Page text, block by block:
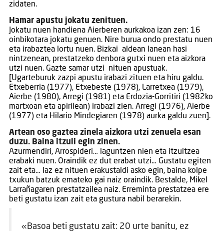
zidaten.
Hamar apustu jokatu zenituen.
Jokatu nuen handiena Aierberen aurkakoa izan zen: 16
oinbikotara jokatu genuen. Nire burua ondo prestatu nuen
eta irabaztea lortu nuen. Bizkai aldean lanean hasi
nintzenean, prestatzeko denbora gutxi nuen eta aizkora
utzi nuen. Gazte samar utzi nituen apustuak.
[Ugarteburuk zazpi apustu irabazi zituen eta hiru galdu.
Etxeberria (1977), Etxebeste (1978), Larretxea (1979),
Aierbe (1980), Arregi (1981) eta Erdozia-Gorritiri (1982ko
martxoan eta apirilean) irabazi zien. Arregi (1976), Aierbe
(1977) eta Hilario Mindegiaren (1978) aurka galdu zuen].
Artean oso gaztea zinela aizkora utzi zenuela esan
duzu. Baina itzuli egin zinen.
Azurmendiri, Arrospideri… laguntzen nien eta itzultzea
erabaki nuen. Oraindik ez dut erabat utzi… Gustatu egiten
zait eta… Iaz ez nituen erakustaldi asko egin, baina kolpe
txukun batzuk emateko gai naiz oraindik. Bestalde, Mikel
Larrañagaren prestatzailea naiz. Erreminta prestatzea ere
beti gustatu izan zait eta gustura nabil berarekin.
«Basoa beti gustatu zait: 20 urte banitu, ez